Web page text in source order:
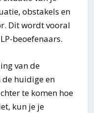
obstakels en
Dit wordt vooral
beoefenaars.
van de
huidige en
te komen hoe
kun je je